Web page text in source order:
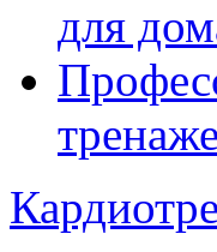
для